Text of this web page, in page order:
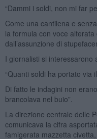
“Dammi i soldi, non mi far
Come una cantilena e
la formula con voce
dall’assunzione di
I giornalisti si interessarono
“Quanti soldi ha portato via
Di fatto le indagini non
brancolava nel buio”.
La direzione centrale delle
comunicava la cifra
famigerata mazzetta